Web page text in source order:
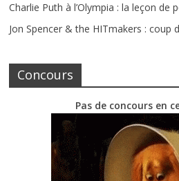
Charlie Puth à l’Olympia : la leçon de
Jon Spencer & the HITmakers : coup
Concours
Pas de concours en